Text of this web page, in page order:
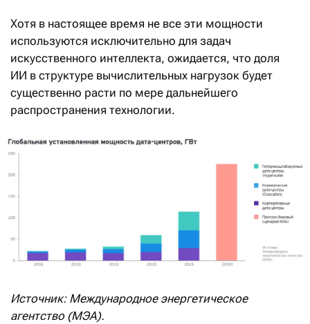
Хотя в настоящее время не все эти мощности
используются исключительно для задач
искусственного интеллекта, ожидается, что доля
ИИ в структуре вычислительных нагрузок будет
существенно расти по мере дальнейшего
распространения технологии.
Источник: Международное энергетическое
агентство (МЭА).